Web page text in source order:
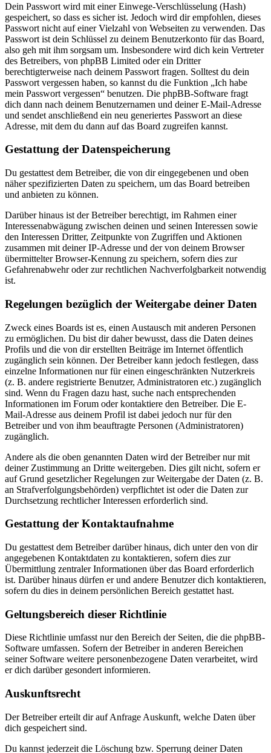
Dein Passwort wird mit einer Einwege-Verschlüsselung (Hash)
gespeichert, so dass es sicher ist. Jedoch wird dir empfohlen, dieses
Passwort nicht auf einer Vielzahl von Webseiten zu verwenden. Das
Passwort ist dein Schlüssel zu deinem Benutzerkonto für das Board,
also geh mit ihm sorgsam um. Insbesondere wird dich kein Vertreter
des Betreibers, von phpBB Limited oder ein Dritter
berechtigterweise nach deinem Passwort fragen. Solltest du dein
Passwort vergessen haben, so kannst du die Funktion „Ich habe
mein Passwort vergessen“ benutzen. Die phpBB-Software fragt
dich dann nach deinem Benutzernamen und deiner E-Mail-Adresse
und sendet anschließend ein neu generiertes Passwort an diese
Adresse, mit dem du dann auf das Board zugreifen kannst.
Gestattung der Datenspeicherung
Du gestattest dem Betreiber, die von dir eingegebenen und oben
näher spezifizierten Daten zu speichern, um das Board betreiben
und anbieten zu können.
Darüber hinaus ist der Betreiber berechtigt, im Rahmen einer
Interessenabwägung zwischen deinen und seinen Interessen sowie
den Interessen Dritter, Zeitpunkte von Zugriffen und Aktionen
zusammen mit deiner IP-Adresse und der von deinem Browser
übermittelter Browser-Kennung zu speichern, sofern dies zur
Gefahrenabwehr oder zur rechtlichen Nachverfolgbarkeit notwendig
ist.
Regelungen bezüglich der Weitergabe deiner Daten
Zweck eines Boards ist es, einen Austausch mit anderen Personen
zu ermöglichen. Du bist dir daher bewusst, dass die Daten deines
Profils und die von dir erstellten Beiträge im Internet öffentlich
zugänglich sein können. Der Betreiber kann jedoch festlegen, dass
einzelne Informationen nur für einen eingeschränkten Nutzerkreis
(z. B. andere registrierte Benutzer, Administratoren etc.) zugänglich
sind. Wenn du Fragen dazu hast, suche nach entsprechenden
Informationen im Forum oder kontaktiere den Betreiber. Die E-
Mail-Adresse aus deinem Profil ist dabei jedoch nur für den
Betreiber und von ihm beauftragte Personen (Administratoren)
zugänglich.
Andere als die oben genannten Daten wird der Betreiber nur mit
deiner Zustimmung an Dritte weitergeben. Dies gilt nicht, sofern er
auf Grund gesetzlicher Regelungen zur Weitergabe der Daten (z. B.
an Strafverfolgungsbehörden) verpflichtet ist oder die Daten zur
Durchsetzung rechtlicher Interessen erforderlich sind.
Gestattung der Kontaktaufnahme
Du gestattest dem Betreiber darüber hinaus, dich unter den von dir
angegebenen Kontaktdaten zu kontaktieren, sofern dies zur
Übermittlung zentraler Informationen über das Board erforderlich
ist. Darüber hinaus dürfen er und andere Benutzer dich kontaktieren,
sofern du dies in deinem persönlichen Bereich gestattet hast.
Geltungsbereich dieser Richtlinie
Diese Richtlinie umfasst nur den Bereich der Seiten, die die phpBB-
Software umfassen. Sofern der Betreiber in anderen Bereichen
seiner Software weitere personenbezogene Daten verarbeitet, wird
er dich darüber gesondert informieren.
Auskunftsrecht
Der Betreiber erteilt dir auf Anfrage Auskunft, welche Daten über
dich gespeichert sind.
Du kannst jederzeit die Löschung bzw. Sperrung deiner Daten